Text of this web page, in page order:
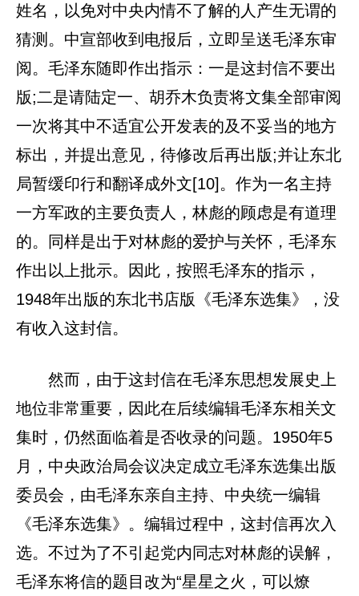
姓名，以免对中央内情不了解的人产生无谓的
猜测。中宣部收到电报后，立即呈送毛泽东审
阅。毛泽东随即作出指示：一是这封信不要出
版;二是请陆定一、胡乔木负责将文集全部审阅
一次将其中不适宜公开发表的及不妥当的地方
标出，并提出意见，待修改后再出版;并让东北
局暂缓印行和翻译成外文[10]。作为一名主持
一方军政的主要负责人，林彪的顾虑是有道理
的。同样是出于对林彪的爱护与关怀，毛泽东
作出以上批示。因此，按照毛泽东的指示，
1948年出版的东北书店版《毛泽东选集》，没
有收入这封信。
然而，由于这封信在毛泽东思想发展史上
地位非常重要，因此在后续编辑毛泽东相关文
集时，仍然面临着是否收录的问题。1950年5
月，中央政治局会议决定成立毛泽东选集出版
委员会，由毛泽东亲自主持、中央统一编辑
《毛泽东选集》。编辑过程中，这封信再次入
选。不过为了不引起党内同志对林彪的误解，
毛泽东将信的题目改为“星星之火，可以燎